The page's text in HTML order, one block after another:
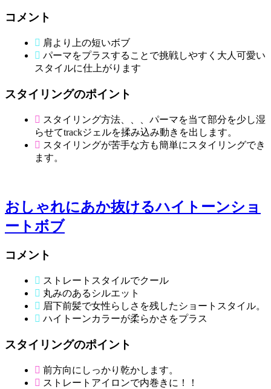
コメント
肩より上の短いボブ
パーマをプラスすることで挑戦しやすく大人可愛い
スタイルに仕上がります
スタイリングのポイント
スタイリング方法、、、パーマを当て部分を少し湿
らせてtrackジェルを揉み込み動きを出します。
スタイリングが苦手な方も簡単にスタイリングでき
ます。
おしゃれにあか抜けるハイトーンショ
ートボブ
コメント
ストレートスタイルでクール
丸みのあるシルエット
眉下前髪で女性らしさを残したショートスタイル。
ハイトーンカラーが柔らかさをプラス
スタイリングのポイント
前方向にしっかり乾かします。
ストレートアイロンで内巻きに！！